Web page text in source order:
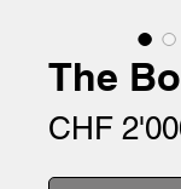
The
CHF